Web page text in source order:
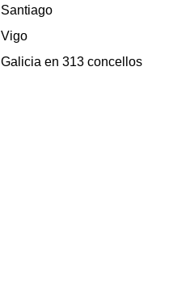
Santiago
Vigo
Galicia en 313 concellos